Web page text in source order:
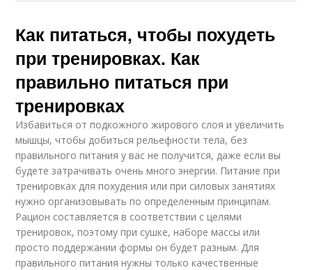
Как питаться, чтобы похудеть
при тренировках. Как
правильно питаться при
тренировках
Избавиться от подкожного жирового слоя и увеличить
мышцы, чтобы добиться рельефности тела, без
правильного питания у вас не получится, даже если вы
будете затрачивать очень много энергии. Питание при
тренировках для похудения или при силовых занятиях
нужно организовывать по определенным принципам.
Рацион составляется в соответствии с целями
тренировок, поэтому при сушке, наборе массы или
просто поддержании формы он будет разным. Для
правильного питания нужны только качественные